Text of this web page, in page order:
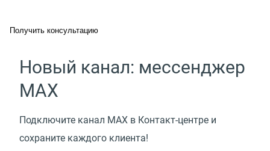
Получить консультацию
Новый канал: мессенджер
MAX
Подключите канал MAX в Контакт-центре и
сохраните каждого клиента!